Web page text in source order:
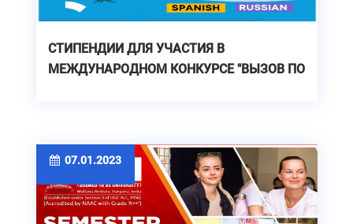
CТИПЕНДИИ ДЛЯ УЧАСТИЯ В
МЕЖДУНАРОДНОМ КОНКУРСЕ "ВЫЗОВ ПО
07.01.2023